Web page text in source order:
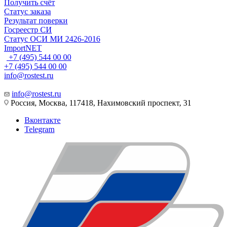
Получить счёт
Статус заказа
Результат поверки
Госреестр СИ
Статус ОСИ МИ 2426-2016
ImportNET
+7 (495) 544 00 00
+7 (495) 544 00 00
info@rostest.ru
info@rostest.ru
Россия, Москва, 117418, Нахимовский проспект, 31
Вконтакте
Telegram